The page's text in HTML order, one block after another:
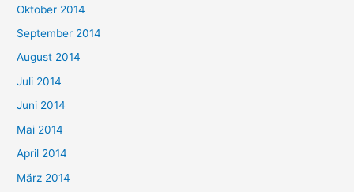
Oktober 2014
September 2014
August 2014
Juli 2014
Juni 2014
Mai 2014
April 2014
März 2014